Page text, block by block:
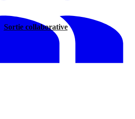
Sortie collaborative